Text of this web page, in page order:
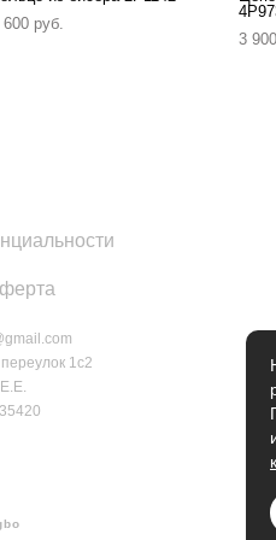
600 pуб.
3
1с2